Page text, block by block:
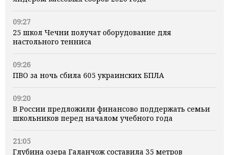
09:27
25 школ Чечни получат оборудование для
настольного тенниса
09:26
ПВО за ночь сбила 605 украинских БПЛА
09:20
В России предложили финансово поддержать семьи
школьников перед началом учебного года
21:05
Глубина озера Галанчож составила 35 метров